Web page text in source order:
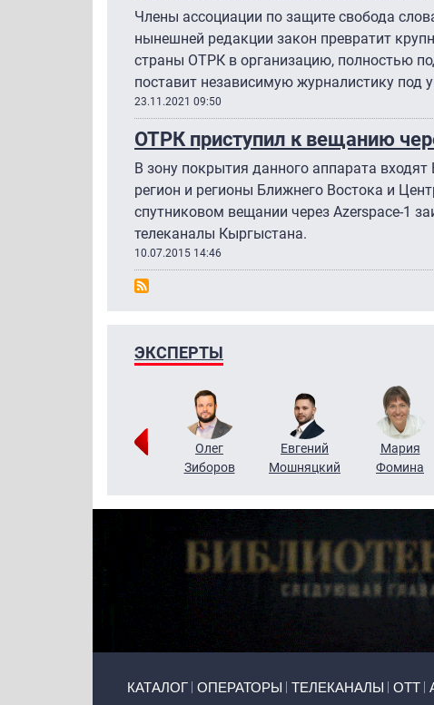
Члены ассоциации по защите свобода
нынешней редакции закон превратит
страны ОТРК в организацию, полностью
поставит независимую журналистику под
23.11.2021 09:50
ОТРК приступил к вещанию
В зону покрытия данного аппарата
регион и регионы Ближнего Востока и
спутниковом вещании через Azerspace-1
телеканалы Кыргыстана.
10.07.2015 14:46
ЭКСПЕРТЫ
Григорий
Олег
Зиборов
Евгений
Мошняцкий
Мария
Фомина
КАТАЛОГ ОПЕРАТОРЫ ТЕЛЕКАНАЛЫ ОТТ